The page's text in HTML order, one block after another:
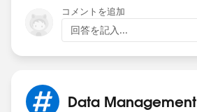
コメントを追加
回答を記入...
Data Management